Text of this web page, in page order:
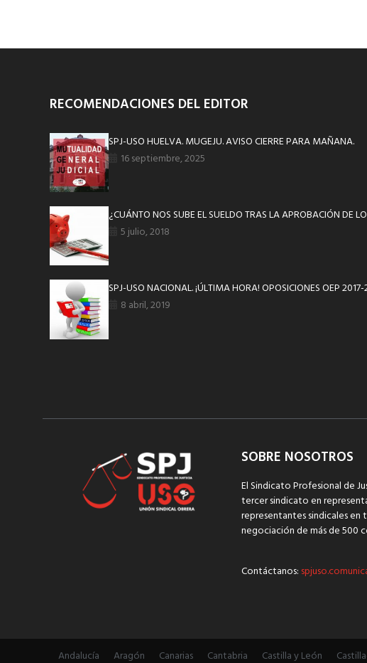
RECOMENDACIONES DEL EDITOR
SPJ-USO HUELVA. MUGEJU. AVISO CIERRE PARA MAÑANA.
16 septiembre, 2025
¿CUÁNTO NOS SUBE EL SUELDO TRAS LA APROBACIÓN DE
5 julio, 2018
SPJ-USO NACIONAL. ¡ÚLTIMA HORA! OPOSICIONES OEP
8 abril, 2019
SOBRE NOSOTROS
El Sindicato Profesional de
tercer sindicato en
representantes sindicales en
negociación de más de 500
Contáctanos:
Andalucía Aragón Canarias Cantabria Castilla y León